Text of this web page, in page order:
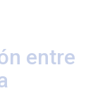
entre